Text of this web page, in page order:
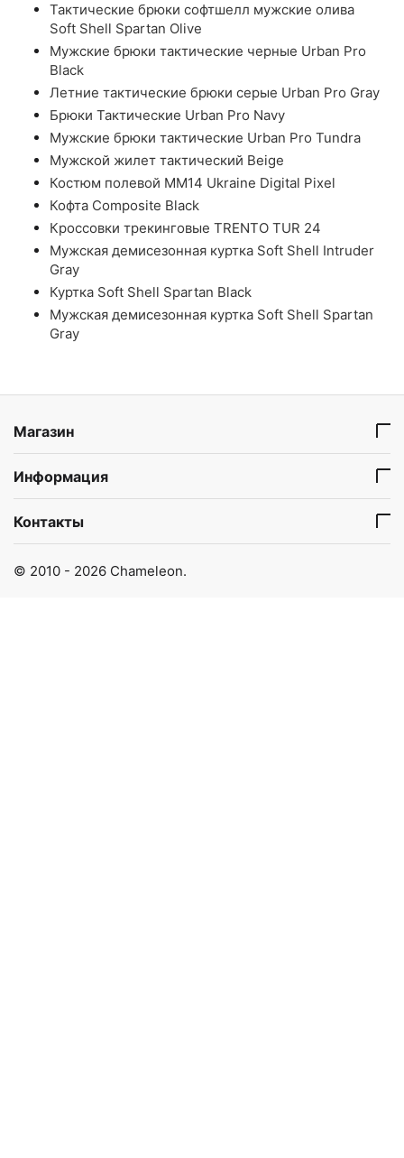
Тактические брюки софтшелл мужские олива
Soft Shell Spartan Olive
Мужские брюки тактические черные Urban Pro
Black
Летние тактические брюки серые Urban Pro Gray
Брюки Тактические Urban Pro Navy
Мужские брюки тактические Urban Pro Tundra
Мужской жилет тактический Beige
Костюм полевой ММ14 Ukraine Digital Pixel
Кофта Composite Black
Кроссовки трекинговые TRENTO TUR 24
Мужская демисезонная куртка Soft Shell Intruder
Gray
Куртка Soft Shell Spartan Black
Мужская демисезонная куртка Soft Shell Spartan
Gray
Магазин
Информация
Контакты
© 2010 - 2026 Chameleon.